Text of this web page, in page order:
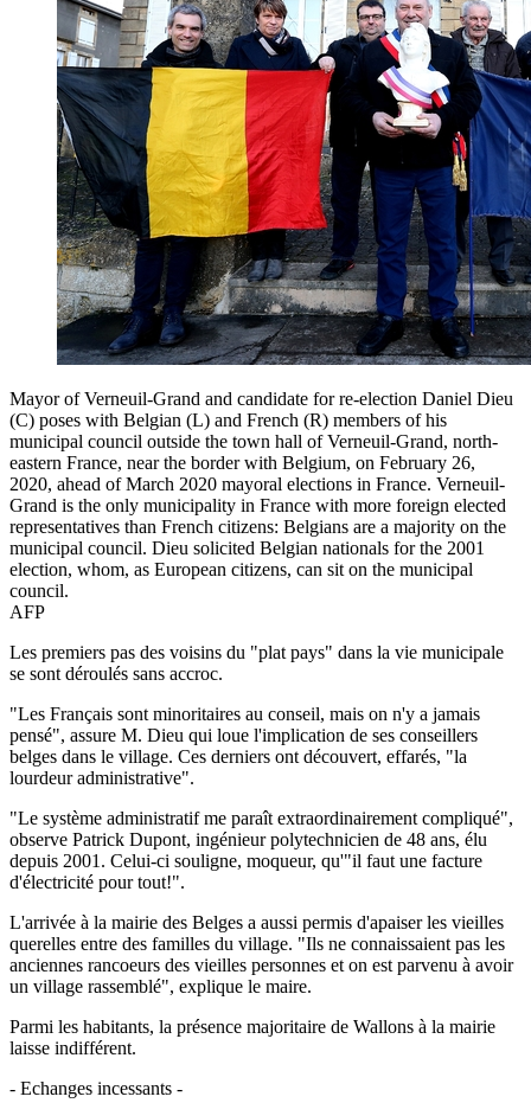
Mayor of Verneuil-Grand and candidate for re-election Daniel Dieu
(C) poses with Belgian (L) and French (R) members of his
municipal council outside the town hall of Verneuil-Grand, north-
eastern France, near the border with Belgium, on February 26,
2020, ahead of March 2020 mayoral elections in France. Verneuil-
Grand is the only municipality in France with more foreign elected
representatives than French citizens: Belgians are a majority on the
municipal council. Dieu solicited Belgian nationals for the 2001
election, whom, as European citizens, can sit on the municipal
council.
AFP
Les premiers pas des voisins du "plat pays" dans la vie municipale
se sont déroulés sans accroc.
"Les Français sont minoritaires au conseil, mais on n'y a jamais
pensé", assure M. Dieu qui loue l'implication de ses conseillers
belges dans le village. Ces derniers ont découvert, effarés, "la
lourdeur administrative".
"Le système administratif me paraît extraordinairement compliqué",
observe Patrick Dupont, ingénieur polytechnicien de 48 ans, élu
depuis 2001. Celui-ci souligne, moqueur, qu'"il faut une facture
d'électricité pour tout!".
L'arrivée à la mairie des Belges a aussi permis d'apaiser les vieilles
querelles entre des familles du village. "Ils ne connaissaient pas les
anciennes rancoeurs des vieilles personnes et on est parvenu à avoir
un village rassemblé", explique le maire.
Parmi les habitants, la présence majoritaire de Wallons à la mairie
laisse indifférent.
- Echanges incessants -